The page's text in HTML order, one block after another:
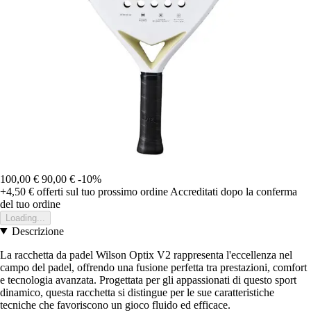
100,00 € 90,00 € -10%
+4,50 € offerti sul tuo prossimo ordine Accreditati dopo la conferma
del tuo ordine
Loading...
Descrizione
La racchetta da padel Wilson Optix V2 rappresenta l'eccellenza nel
campo del padel, offrendo una fusione perfetta tra prestazioni, comfort
e tecnologia avanzata. Progettata per gli appassionati di questo sport
dinamico, questa racchetta si distingue per le sue caratteristiche
tecniche che favoriscono un gioco fluido ed efficace.